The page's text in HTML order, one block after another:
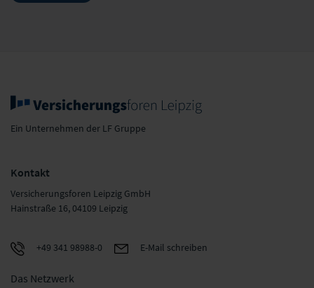
Ein Unternehmen der LF Gruppe
Kontakt
Versicherungsforen Leipzig GmbH
Hainstraße 16, 04109 Leipzig
+49 341 98988-0 E-Mail schreiben
Das Netzwerk